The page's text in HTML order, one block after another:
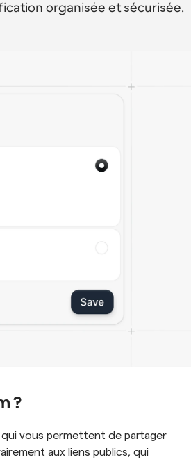
organisée et sécurisée.
?
qui vous permettent de partager
aux liens publics, qui